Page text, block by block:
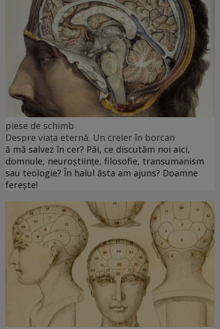
piese de schimb
Despre viața eternă. Un creier în borcan
ă mă salvez în cer? Păi, ce discutăm noi aici,
domnule, neuroștiințe, filosofie, transumanism
sau teologie? În halul ăsta am ajuns? Doamne
ferește!